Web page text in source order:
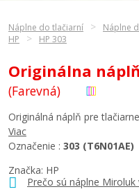
Náplne do tlačiarní Náplne
HP
HP 303
Originálna náplň
(Farevná)
Značka: HP
Prečo sú náplne Miroluk
Originálná náplň pre
Viac
Označenie : 303 (T6N01AE)